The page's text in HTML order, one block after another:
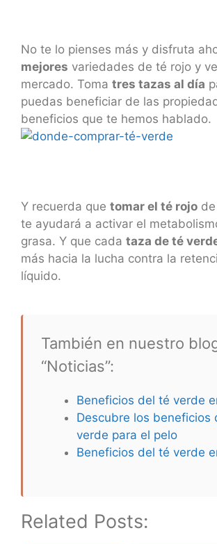
No te lo pienses más y disfruta
mejores variedades de té rojo y
mercado. Toma tres tazas al día
puedas beneficiar de las
beneficios que te hemos hablado.
Y recuerda que tomar el té rojo de
te ayudará a activar el
grasa. Y que cada taza de té
más hacia la lucha contra la
líquido.
También en nuestro
“Noticias”:
Beneficios del té verde
Descubre los beneficios
verde para el pelo
Beneficios del té verde
Related Posts: